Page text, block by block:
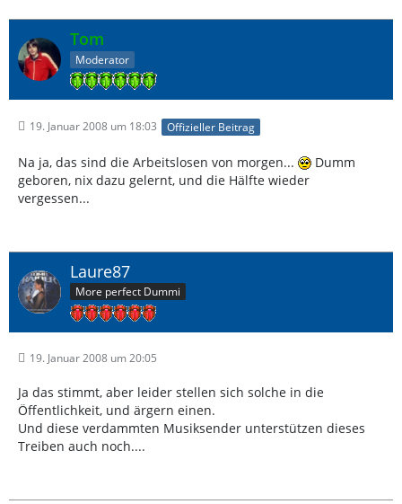
Tom
Moderator
19. Januar 2008 um 18:03 Offizieller Beitrag
Na ja, das sind die Arbeitslosen von morgen...
Dumm
geboren, nix dazu gelernt, und die Hälfte wieder
vergessen...
Laure87
More perfect Dummi
19. Januar 2008 um 20:05
Ja das stimmt, aber leider stellen sich solche in die
Öffentlichkeit, und ärgern einen.
Und diese verdammten Musiksender unterstützen dieses
Treiben auch noch....